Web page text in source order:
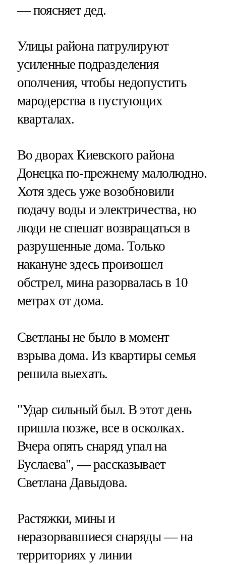
— поясняет дед.
Улицы района патрулируют
усиленные подразделения
ополчения, чтобы недопустить
мародерства в пустующих
кварталах.
Во дворах Киевского района
Донецка по-прежнему малолюдно.
Хотя здесь уже возобновили
подачу воды и электричества, но
люди не спешат возвращаться в
разрушенные дома. Только
накануне здесь произошел
обстрел, мина разорвалась в 10
метрах от дома.
Светланы не было в момент
взрыва дома. Из квартиры семья
решила выехать.
"Удар сильный был. В этот день
пришла позже, все в осколках.
Вчера опять снаряд упал на
Буслаева", — рассказывает
Светлана Давыдова.
Растяжки, мины и
неразорвавшиеся снаряды — на
территориях у линии